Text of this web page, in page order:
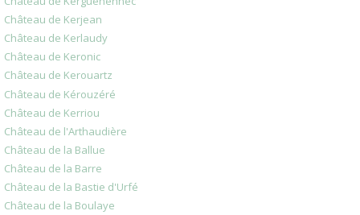
Château de Kerjean
Château de Kerlaudy
Château de Keronic
Château de Kerouartz
Château de Kérouzéré
Château de Kerriou
Château de l'Arthaudière
Château de la Ballue
Château de la Barre
Château de la Bastie d'Urfé
Château de la Boulaye